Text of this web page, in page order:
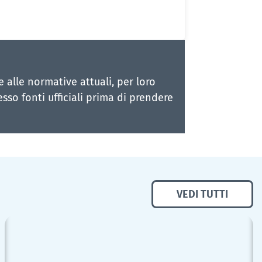
alle normative attuali, per loro
fonti ufficiali prima di prendere
VEDI TUTTI